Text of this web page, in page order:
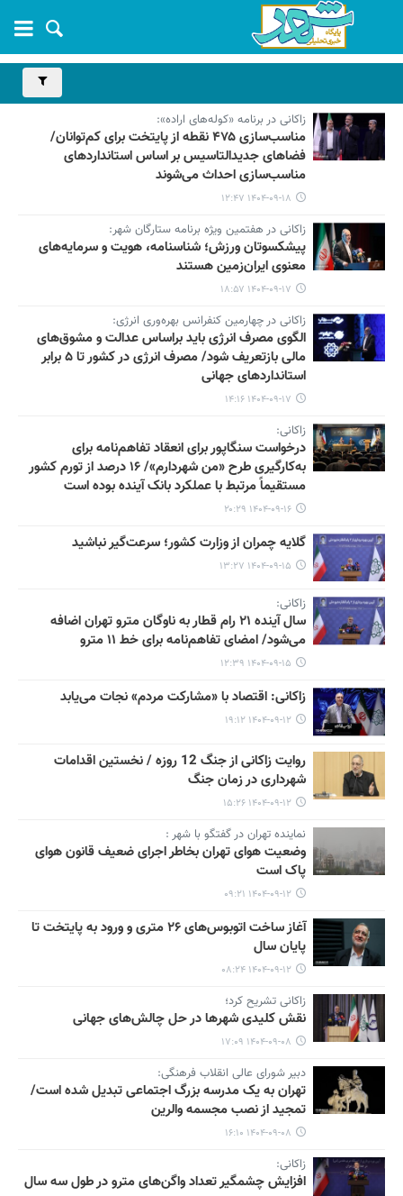
زاکانی در برنامه «کوله‌های اراده»:
مناسب‌سازی ۴۷۵ نقطه از پایتخت برای کم‌توانان/
فضاهای جدیدالتاسیس بر اساس استانداردهای
مناسب‌سازی احداث می‌شوند
۱۴۰۴-۰۹-۱۸ ۱۲:۴۷
زاکانی در هفتمین ویژه برنامه ستارگان شهر:
پیشکسوتان ورزش؛ شناسنامه، هویت و سرمایه‌های
معنوی ایران‌زمین هستند
۱۴۰۴-۰۹-۱۷ ۱۸:۵۷
زاکانی در چهارمین کنفرانس بهره‌وری انرژی:
الگوی مصرف انرژی باید براساس عدالت و مشوق‌های
مالی بازتعریف شود/ مصرف انرژی در کشور تا ۵ برابر
استانداردهای جهانی
۱۴۰۴-۰۹-۱۷ ۱۴:۱۶
زاکانی:
درخواست سنگاپور برای انعقاد تفاهم‌نامه برای
به‌کارگیری طرح «من شهردارم»/ ۱۶ درصد از تورم کشور
مستقیماً مرتبط با عملکرد بانک آینده بوده است
۱۴۰۴-۰۹-۱۶ ۲۰:۲۹
گلایه چمران از وزارت کشور؛ سرعت‌گیر نباشید
۱۴۰۴-۰۹-۱۵ ۱۳:۲۷
زاکانی:
سال آینده ۲۱ رام قطار به ناوگان مترو تهران اضافه
می‌شود/ امضای تفاهم‌نامه برای خط ۱۱ مترو
۱۴۰۴-۰۹-۱۵ ۱۲:۳۹
زاکانی: اقتصاد با «مشارکت مردم» نجات می‌یابد
۱۴۰۴-۰۹-۱۲ ۱۹:۱۲
روایت زاکانی از جنگ 12 روزه / نخستین اقدامات
شهرداری در زمان جنگ
۱۴۰۴-۰۹-۱۲ ۱۵:۲۶
نماینده تهران در گفتگو با شهر :
وضعیت هوای تهران بخاطر اجرای ضعیف قانون هوای
پاک است
۱۴۰۴-۰۹-۱۲ ۰۹:۲۱
آغاز ساخت اتوبوس‌های ۲۶ متری و ورود به پایتخت تا
پایان سال
۱۴۰۴-۰۹-۱۲ ۰۸:۲۴
زاکانی تشریح کرد؛
نقش کلیدی شهرها در حل چالش‌های جهانی
۱۴۰۴-۰۹-۰۸ ۱۷:۰۹
دبیر شورای عالی انقلاب فرهنگی:
تهران به یک‌ مدرسه بزرگ اجتماعی تبدیل شده است/
تمجید از نصب مجسمه والرین
۱۴۰۴-۰۹-۰۸ ۱۶:۱۰
زاکانی:
افزایش چشمگیر تعداد واگن‌های مترو در طول سه سال